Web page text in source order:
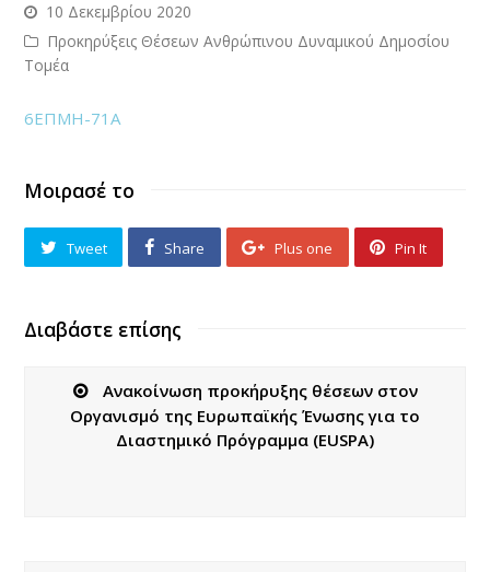
10 Δεκεμβρίου 2020
Προκηρύξεις Θέσεων Ανθρώπινου Δυναμικού Δημοσίου
Τομέα
6ΕΠΜΗ-71Α
Μοιρασέ το
Tweet Share Plus one Pin It
Διαβάστε επίσης
Ανακοίνωση προκήρυξης θέσεων στον
Οργανισμό της Ευρωπαϊκής Ένωσης για το
Διαστημικό Πρόγραμμα (EUSPA)